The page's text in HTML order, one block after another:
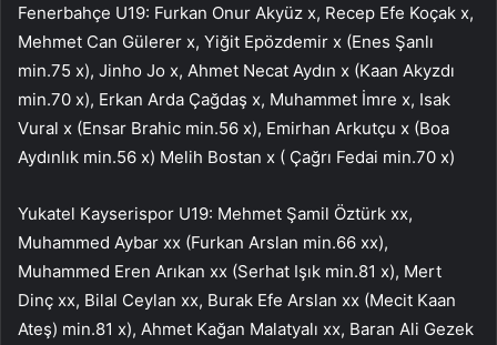
Fenerbahçe U19: Furkan Onur Akyüz x, Recep Efe Koçak x,
Mehmet Can Gülerer x, Yiğit Epözdemir x (Enes Şanlı
min.75 x), Jinho Jo x, Ahmet Necat Aydın x (Kaan Akyzdı
min.70 x), Erkan Arda Çağdaş x, Muhammet İmre x, Isak
Vural x (Ensar Brahic min.56 x), Emirhan Arkutçu x (Boa
Aydınlık min.56 x) Melih Bostan x ( Çağrı Fedai min.70 x)
Yukatel Kayserispor U19: Mehmet Şamil Öztürk xx,
Muhammed Aybar xx (Furkan Arslan min.66 xx),
Muhammed Eren Arıkan xx (Serhat Işık min.81 x), Mert
Dinç xx, Bilal Ceylan xx, Burak Efe Arslan xx (Mecit Kaan
Ateş) min.81 x), Ahmet Kağan Malatyalı xx, Baran Ali Gezek